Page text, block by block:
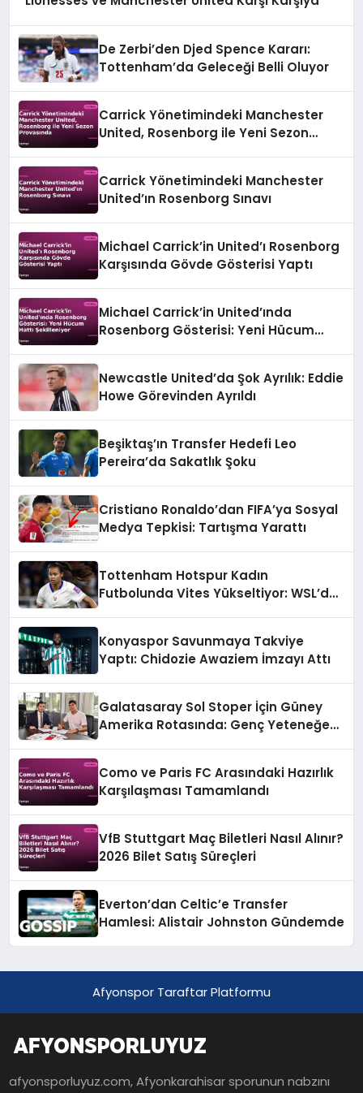
De Zerbi’den Djed Spence Kararı:
Tottenham’da Geleceği Belli Oluyor
Carrick Yönetimindeki Manchester
United, Rosenborg ile Yeni Sezon
Carrick Yönetimindeki Manchester
United’ın Rosenborg Sınavı
Michael Carrick’in United’ı Rosenborg
Karşısında Gövde Gösterisi Yaptı
Michael Carrick’in United’ında
Rosenborg Gösterisi: Yeni Hücum
Newcastle United’da Şok Ayrılık: Eddie
Howe Görevinden Ayrıldı
Beşiktaş’ın Transfer Hedefi Leo
Pereira’da Sakatlık Şoku
Cristiano Ronaldo’dan FIFA’ya Sosyal
Medya Tepkisi: Tartışma Yarattı
Tottenham Hotspur Kadın
Futbolunda Vites Yükseltiyor: WSL’de
Konyaspor Savunmaya Takviye
Yaptı: Chidozie Awaziem İmzayı Attı
Galatasaray Sol Stoper İçin Güney
Amerika Rotasında: Genç Yeteneğe
Como ve Paris FC Arasındaki Hazırlık
Karşılaşması Tamamlandı
VfB Stuttgart Maç Biletleri Nasıl Alınır?
2026 Bilet Satış Süreçleri
Everton’dan Celtic’e Transfer
Hamlesi: Alistair Johnston Gündemde
Afyonspor Taraftar Platformu
afyonsporluyuz.com, Afyonkarahisar sporunun nabzını